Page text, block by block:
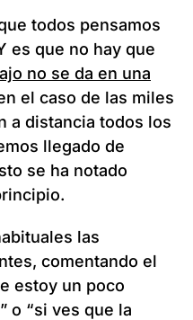
todos pensamos
es que no hay que
no se da en una
el caso de las miles
a distancia todos los
llegado de
se ha notado
las
comentando el
estoy un poco
o “si ves que la